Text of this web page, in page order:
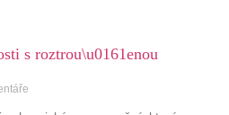
s roztrou\u0161enou